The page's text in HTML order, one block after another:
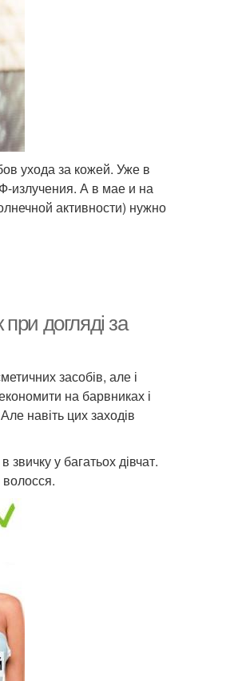
ухода за кожей. Уже в
излучения. А в мае и на
активности) нужно
догляді за
засобів, але і
на барвниках і
навіть цих заходів
у багатьох дівчат.